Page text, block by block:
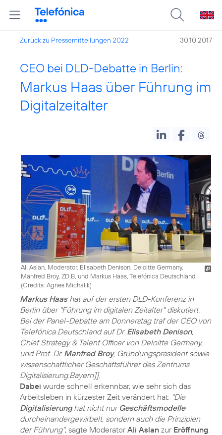
Zurück zu Pressemitteilungen 2022 30.10.2017
CEO bei DLD-Debatte in Berlin:
Markus Haas über Führung im
Digitalzeitalter
Ali Aslan, Moderator, Elisabeth Denison, Deloitte Germany,
Manfred Broy, ZD.B, und Markus Haas, Telefónica Deutschland
(Credits: Agnes Michalik)
Markus Haashat auf der ersten DLD-Konferenz in
Berlin über "Führung im digitalen Zeitalter" diskutiert.
Bei der Panel-Debatte am Donnerstag traf der CEO von
Telefónica Deutschland auf Dr. Elisabeth Denison,
Chief Strategy & Talent Officer von Deloitte Germany,
und Prof. Dr. Manfred Broy, Gründungspräsident sowie
wissenschaftlicher Geschäftsführer des Zentrums
Digitalisierung.Bayern]].
Dabei wurde schnell erkennbar, wie sehr sich das
Arbeitsleben in kürzester Zeit verändert hat: "Die
Digitalisierunghat nicht nur Geschäftsmodelle
durcheinandergewirbelt, sondern auch die Prinzipien
der Führung", sagte ModeratorAli Aslan zur Eröffnung